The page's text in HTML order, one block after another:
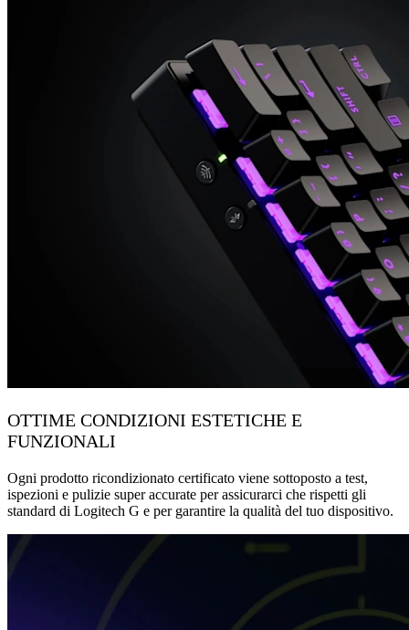
OTTIME CONDIZIONI ESTETICHE E
FUNZIONALI
Ogni prodotto ricondizionato certificato viene sottoposto a test,
ispezioni e pulizie super accurate per assicurarci che rispetti gli
standard di Logitech G e per garantire la qualità del tuo dispositivo.